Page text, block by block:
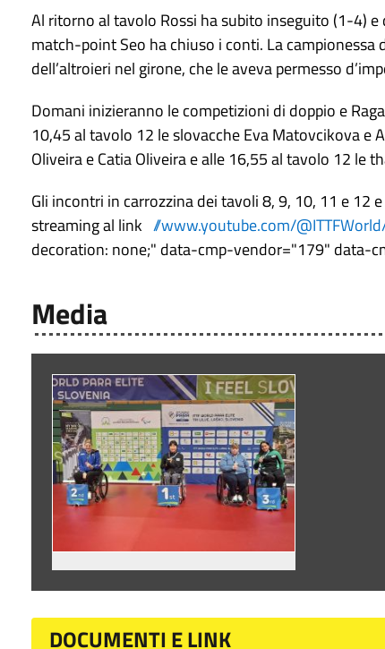
Al ritorno al tavolo Rossi ha subito inseguito (1-4)
match-point Seo ha chiuso i conti. La
dell’altroieri nel girone, che le aveva permesso
Domani inizieranno le competizioni di doppio e
10,45 al tavolo 12 le slovacche Eva Matovcikova e
Oliveira e Catia Oliveira e alle 16,55 al tavolo 12 le
Gli incontri in carrozzina dei tavoli 8, 9, 10, 11 e 12
streaming al link //www.youtube.com/
decoration: none;" data-cmp-vendor="179" data-
Media
DOCUMENTI E LINK